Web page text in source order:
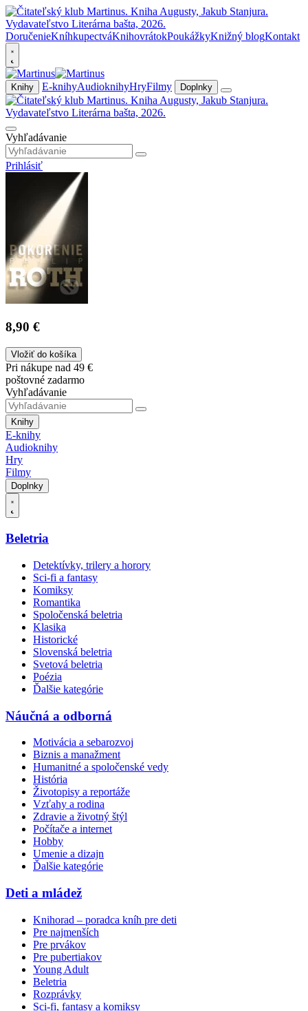
DoručenieKníhkupectváKnihovrátokPoukážkyKnižný blogKontakt
Knihy E-knihyAudioknihyHryFilmy Doplnky
Vyhľadávanie
Prihlásiť
8,90 €
Vložiť do košíka
Pri nákupe nad 49 €
poštovné zadarmo
Vyhľadávanie
Knihy
E-knihy
Audioknihy
Hry
Filmy
Doplnky
Beletria
Detektívky, trilery a horory
Sci-fi a fantasy
Komiksy
Romantika
Spoločenská beletria
Klasika
Historické
Slovenská beletria
Svetová beletria
Poézia
Ďalšie kategórie
Náučná a odborná
Motivácia a sebarozvoj
Biznis a manažment
Humanitné a spoločenské vedy
História
Životopisy a reportáže
Vzťahy a rodina
Zdravie a životný štýl
Počítače a internet
Hobby
Umenie a dizajn
Ďalšie kategórie
Deti a mládež
Knihorad – poradca kníh pre deti
Pre najmenších
Pre prvákov
Pre pubertiakov
Young Adult
Beletria
Rozprávky
Sci-fi, fantasy a komiksy